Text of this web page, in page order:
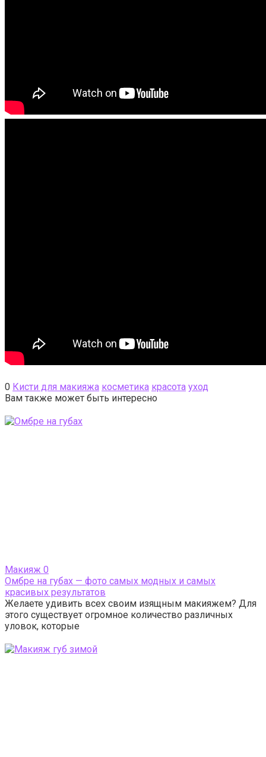
0 Кисти для макияжа косметика красота уход
Вам также может быть интересно
Макияж 0
Омбре на губах — фото самых модных и самых
красивых результатов
Желаете удивить всех своим изящным макияжем? Для
этого существует огромное количество различных
уловок, которые